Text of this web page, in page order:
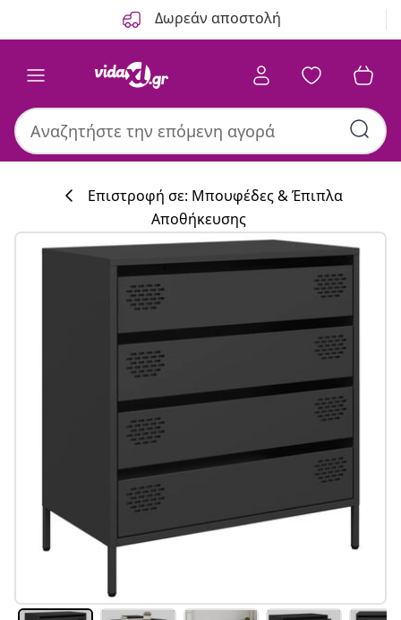
Δωρεάν αποστολή
#sharemevidaxl
Συλλογή
Επιστροφή σε: Μπουφέδες & Έπιπλα
Αποθήκευσης